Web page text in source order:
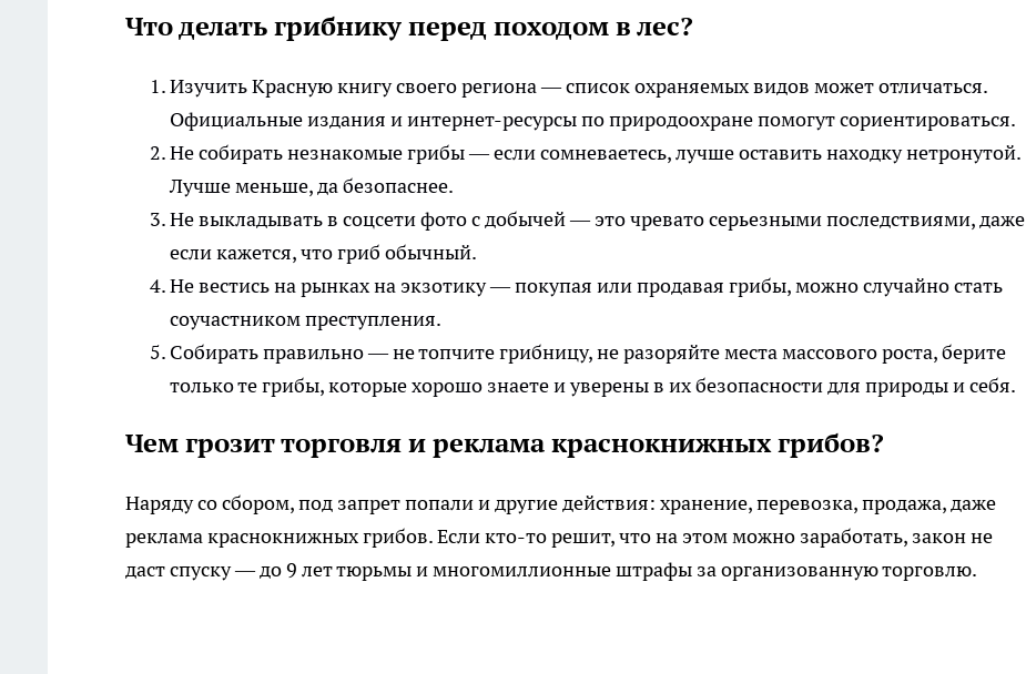
Что делать грибнику перед походом в лес?
Изучить Красную книгу своего региона — список охраняемых видов может отличаться.
Официальные издания и интернет-ресурсы по природоохране помогут сориентироваться.
Не собирать незнакомые грибы — если сомневаетесь, лучше оставить находку нетронутой.
Лучше меньше, да безопаснее.
Не выкладывать в соцсети фото с добычей — это чревато серьезными последствиями, даже
если кажется, что гриб обычный.
Не вестись на рынках на экзотику — покупая или продавая грибы, можно случайно стать
соучастником преступления.
Собирать правильно — не топчите грибницу, не разоряйте места массового роста, берите
только те грибы, которые хорошо знаете и уверены в их безопасности для природы и себя.
Чем грозит торговля и реклама краснокнижных грибов?
Наряду со сбором, под запрет попали и другие действия: хранение, перевозка, продажа, даже
реклама краснокнижных грибов. Если кто-то решит, что на этом можно заработать, закон не
даст спуску — до 9 лет тюрьмы и многомиллионные штрафы за организованную торговлю.